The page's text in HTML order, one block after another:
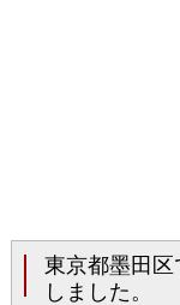
東京都墨田
しました。